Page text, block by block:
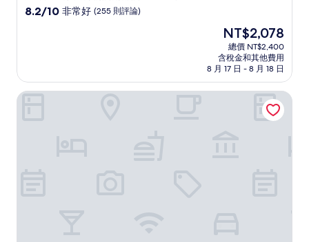
級
8.2
非
常
8.2/10 非常好 (255 則評論)
現
在
價
格
為
NT$2,078
NT$2,078
總價 NT$2,400
含稅金和其他費用
8 月 17 日 - 8 月 18 日
兆品酒店嘉義